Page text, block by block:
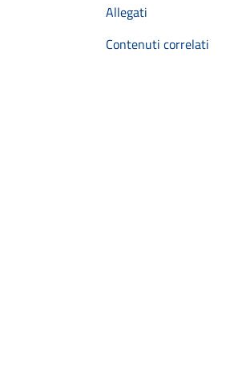
Allegati
Contenuti correlati